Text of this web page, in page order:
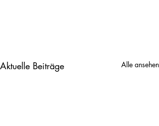
Aktuelle Beiträge Alle ansehen